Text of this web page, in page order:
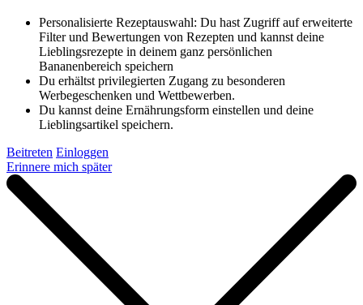
Personalisierte Rezeptauswahl: Du hast Zugriff auf erweiterte
Filter und Bewertungen von Rezepten und kannst deine
Lieblingsrezepte in deinem ganz persönlichen
Bananenbereich speichern
Du erhältst privilegierten Zugang zu besonderen
Werbegeschenken und Wettbewerben.
Du kannst deine Ernährungsform einstellen und deine
Lieblingsartikel speichern.
Beitreten Einloggen
Erinnere mich später